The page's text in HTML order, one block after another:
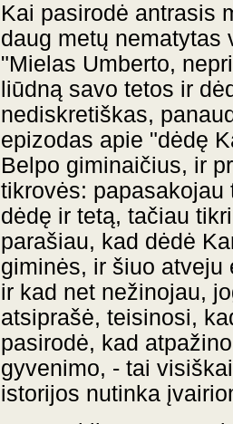
Kai pasirodė antrasis
daug metų nematytas
"Mielas Umberto,
liūdną savo tetos ir
nediskretiškas,
epizodas apie "dėdę
Belpo giminaičius, ir
tikrovės:
dėdę ir tetą, tačiau
parašiau, kad dėdė
giminės, ir šiuo
ir kad net nežinojau,
atsiprašė, teisinosi,
pasirodė, kad
gyvenimo, - tai
istorijos nutinka